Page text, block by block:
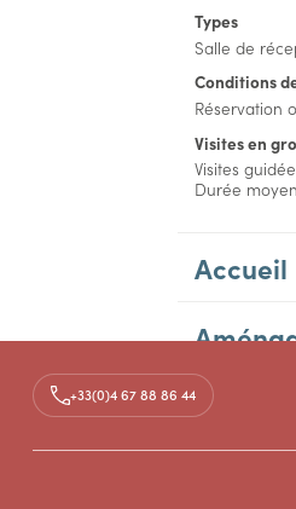
Types
Salle de
Conditions
Réservation
Visites en
Visites
Durée
Accueil
Tarifs
+33(0)4 67 88 86 44